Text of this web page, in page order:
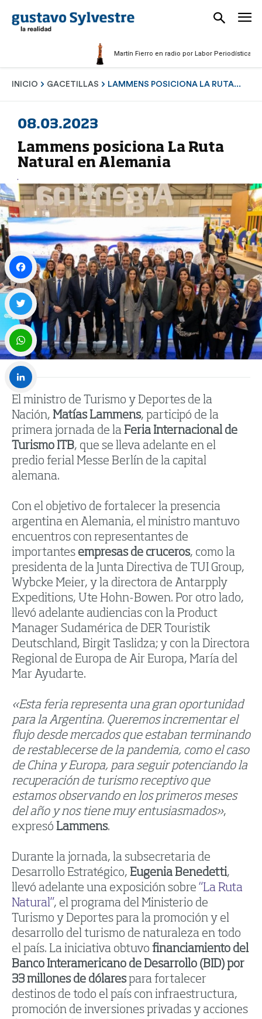
Martín Fierro en radio por Labor Periodística
INICIO GACETILLAS LAMMENS POSICIONA LA RUTA...
08.03.2023
Lammens posiciona La Ruta
Natural en Alemania
El ministro de Turismo y Deportes de la
Nación, Matías Lammens, participó de la
primera jornada de la Feria Internacional de
Turismo ITB, que se lleva adelante en el
predio ferial Messe Berlín de la capital
alemana.
Con el objetivo de fortalecer la presencia
argentina en Alemania, el ministro mantuvo
encuentros con representantes de
importantes empresas de cruceros, como la
presidenta de la Junta Directiva de TUI Group,
Wybcke Meier, y la directora de Antarpply
Expeditions, Ute Hohn-Bowen. Por otro lado,
llevó adelante audiencias con la Product
Manager Sudamérica de DER Touristik
Deutschland, Birgit Taslidza; y con la Directora
Regional de Europa de Air Europa, María del
Mar Ayudarte.
«Esta feria representa una gran oportunidad
para la Argentina. Queremos incrementar el
flujo desde mercados que estaban terminando
de restablecerse de la pandemia, como el caso
de China y Europa, para seguir potenciando la
recuperación de turismo receptivo que
estamos observando en los primeros meses
del año y nos tiene muy entusiasmados»,
expresó Lammens.
Durante la jornada, la subsecretaria de
Desarrollo Estratégico, Eugenia Benedetti,
llevó adelante una exposición sobre “La Ruta
Natural”, el programa del Ministerio de
Turismo y Deportes para la promoción y el
desarrollo del turismo de naturaleza en todo
el país. La iniciativa obtuvo financiamiento del
Banco Interamericano de Desarrollo (BID) por
33 millones de dólarespara fortalecer
destinos de todo el país con infraestructura,
promoción de inversiones privadas y acciones
Facebook
Twitter
WhatsApp
LinkedIn